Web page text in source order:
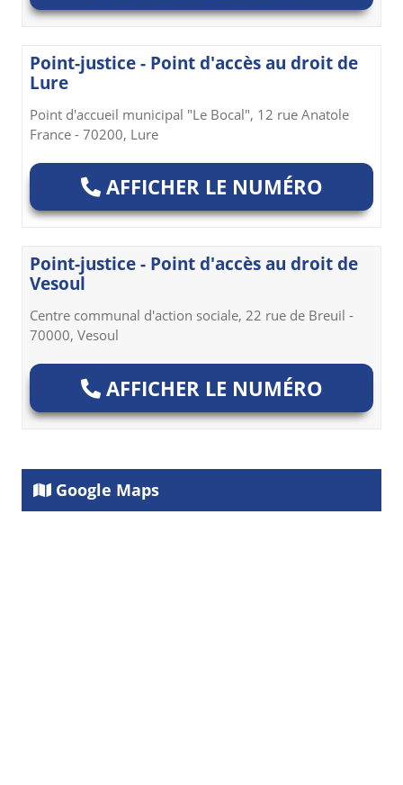
Point-justice - Point d'accès au droit de
Lure
Point d'accueil municipal "Le Bocal", 12 rue Anatole
France - 70200, Lure
AFFICHER LE NUMÉRO
Point-justice - Point d'accès au droit de
Vesoul
Centre communal d'action sociale, 22 rue de Breuil -
70000, Vesoul
AFFICHER LE NUMÉRO
Google Maps